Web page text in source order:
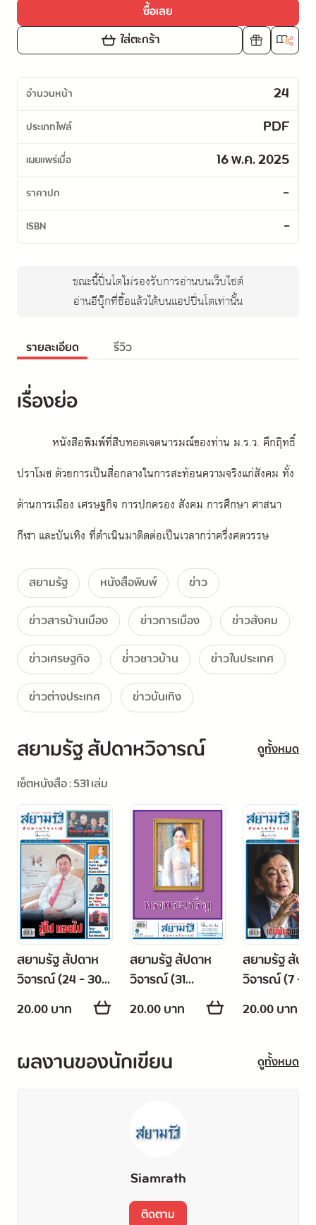
ซื้อเลย
ใส่ตะกร้า
จำนวนหน้า 24
ประเภทไฟล์ PDF
เผยแพร่เมื่อ 16 พ.ค. 2025
ราคาปก -
ISBN -
ขณะนี้ปิ่นโตไม่รองรับการอ่านบนเว็บไซต์
อ่านอีบุ๊กที่ซื้อแล้วได้บนแอปปิ่นโตเท่านั้น
รายละเอียด รีวิว
เรื่องย่อ
หนังสือพิมพ์ที่สืบทอดเจตนารมณ์ของท่าน ม.ร.ว. คึกฤิทธิ์
ปราโมช ด้วยการเป็นสื่อกลางในการสะท้อนความจริงแก่สังคม ทั้ง
ด้านการเมือง เศรษฐกิจ การปกครอง สังคม การศึกษา ศาสนา
กีฬา และบันเทิง ที่ดำเนินมาติดต่อเป็นเวลากว่าครึ่งศตวรรษ
สยามรัฐ หนังสือพิมพ์
ข่าว
ข่าวสารบ้านเมือง
ข่าวการเมือง
ข่าวสังคม
ข่าวเศรษฐกิจ
ข่่าวชาวบ้าน
ข่าวในประเทศ
ข่าวต่างประเทศ
ข่าวบันเทิง
สยามรัฐ สัปดาหวิจารณ์
ดูทั้งหมด
เซ็ตหนังสือ : 531 เล่ม
สยามรัฐ สัปดาห
วิจารณ์ (24 - 30
พฤษภาคม 2568)
20.00 บาท
สยามรัฐ สัปดาห
วิจารณ์ (31
พฤษภาคม - 6
มิถุนายน 2568)
20.00 บาท
สยามรัฐ สัปด
วิจารณ์ (7 - 13
มิถุนายน
20.00 บาท
ผลงานของนักเขียน ดูทั้งหมด
Siamrath
ติดตาม